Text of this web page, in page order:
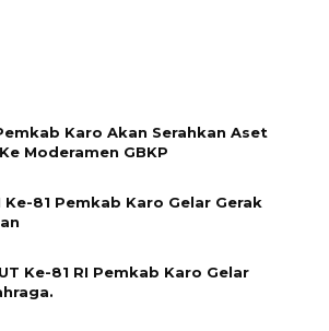
Karo Akan Serahkan Aset
Moderamen GBKP
Ke-81 Pemkab Karo Gelar Gerak
Ke-81 RI Pemkab Karo Gelar